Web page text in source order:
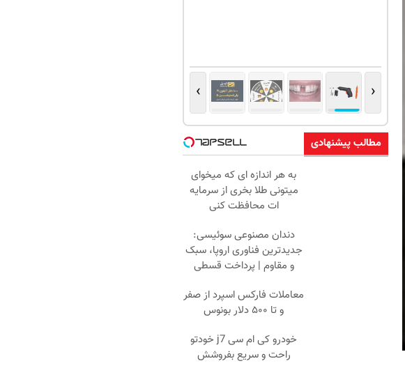
‹
›
مطالب پیشنهادی
به هر اندازه ای که میخوای
میتونی طلا بخری از سرمایه
ات محافظت کنی
دندان مصنوعی سوئیسی:
جدیدترین فناوری اروپا، سبک
و مقاوم | پرداخت قسطی
معاملات فارکس اسپرد از صفر
و تا ۵۰۰ دلار بونوس
خودرو کی ام سی j7 خودتو
راحت و سریع بفروشش